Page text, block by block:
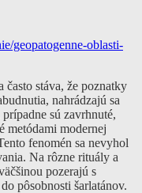
geopatogenne-oblasti-
stáva, že poznatky
nahrádzajú sa
sú zavrhnuté,
metódami modernej
fenomén sa nevyhol
Na rôzne rituály a
pozerajú s
pôsobnosti šarlatánov.